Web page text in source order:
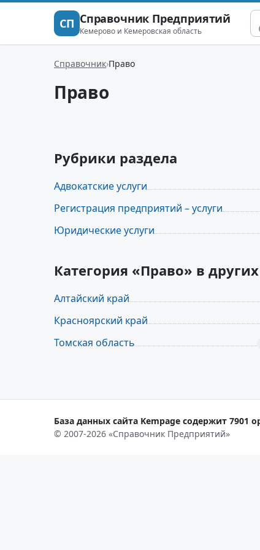
СП Справочник Предприятий
Кемерово и Кемеровская область
Справочник Право
Право
Рубрики раздела
Адвокатские услуги
Регистрация предприятий – услуги
Юридические услуги
Категория «Право» в
Алтайский край
Красноярский край
Томская область
База данных сайта Kempage содержит 7901
© 2007-2026 «Справочник Предприятий»